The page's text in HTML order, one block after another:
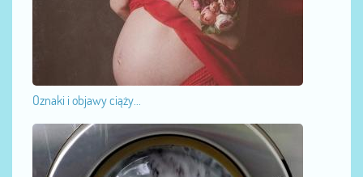
Oznaki i objawy ciąży...